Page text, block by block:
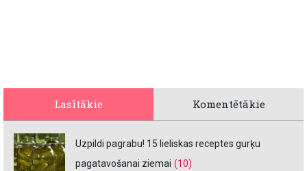
Lasītākie Komentētākie
Uzpildi pagrabu! 15 lieliskas receptes gurķu
pagatavošanai ziemai (10)